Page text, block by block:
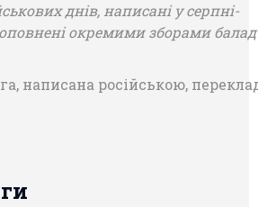
днів, написані у серпні-
окремими зборами балад
написана російською,